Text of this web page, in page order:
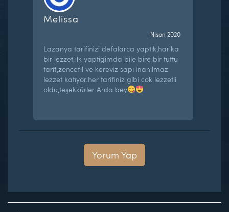
Melissa
Nisan 2020
Lazanya tarifinizi defalarca yaptık,harika
bir lezzet.ilk yaptigimda bile bire bir tuttu
tarif,zencefil ve kereviz sapı inanılmaz
lezzet katıyor.her tarifiniz gibi cok lezzetli
oldu,teşekkürler Arda bey
Yorum Yap